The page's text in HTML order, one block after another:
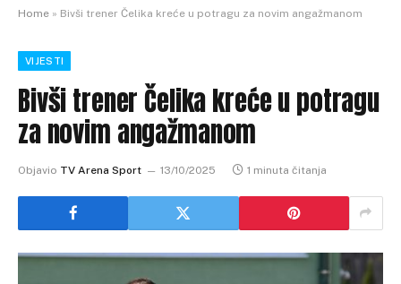
Home » Bivši trener Čelika kreće u potragu za novim angažmanom
VIJESTI
Bivši trener Čelika kreće u potragu
za novim angažmanom
Objavio TV Arena Sport 13/10/2025 1 minuta čitanja